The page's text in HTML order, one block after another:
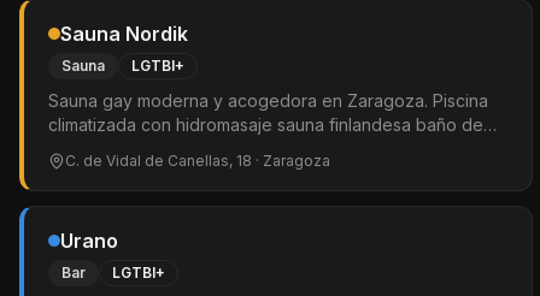
Sauna Nordik
Sauna LGTBI+
Sauna gay moderna y acogedora en Zaragoza. Piscina
climatizada con hidromasaje sauna finlandesa baño de
vapor jacuzzi cabinas bar y sala de TV. WiFi y condones
gratuitos. Público heterogéneo 30–50 años. Martes: día
del cliente con descuento. Solo hombres.
C. de Vidal de Canellas, 18 · Zaragoza
Urano
Bar LGTBI+